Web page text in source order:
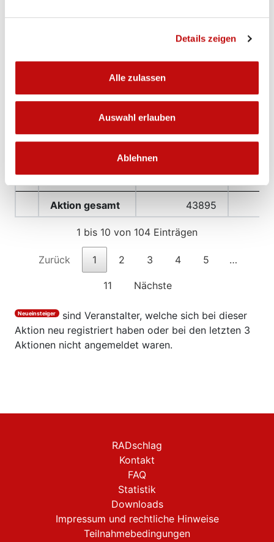
Details zeigen
Alle zulassen
Auswahl erlauben
Ablehnen
die stromlosen 5
10
Neueinsteiger
PVÖ Bad Häring-
Radgruppe
Aktion gesamt 43895
1 bis 10 von 104 Einträgen
Zurück 1 2 3 4 5 …
11 Nächste
Neueinsteiger sind Veranstalter, welche sich bei dieser
Aktion neu registriert haben oder bei den letzten 3
Aktionen nicht angemeldet waren.
RADschlag
Kontakt
FAQ
Statistik
Downloads
Impressum und rechtliche Hinweise
Teilnahmebedingungen